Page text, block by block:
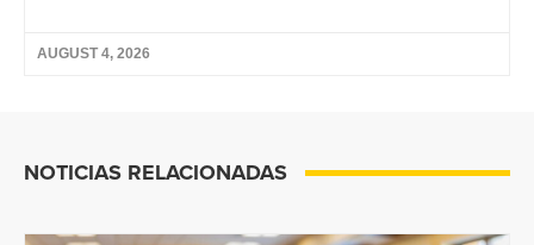
AUGUST 4, 2026
NOTICIAS RELACIONADAS